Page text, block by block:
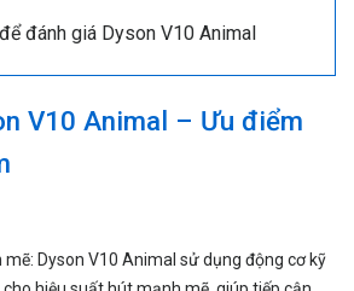
đánh giá Dyson V10 Animal
V10 Animal – Ưu điểm
Dyson V10 Animal sử dụng động cơ kỹ